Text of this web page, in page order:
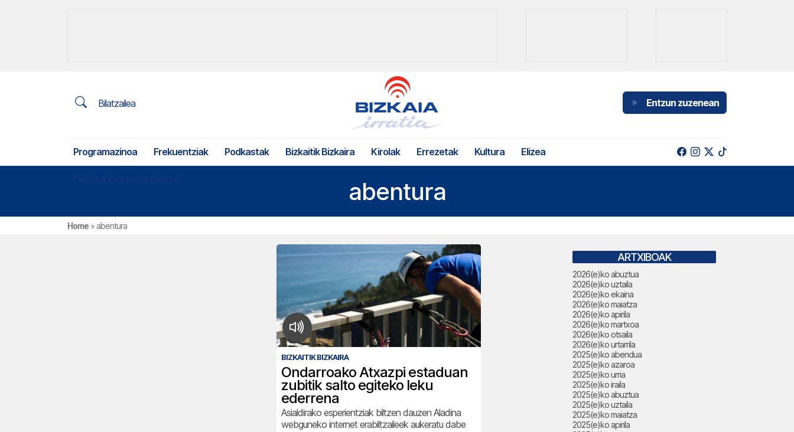
Bilatzailea Entzun zuzenean
Programazinoa Frekuentziak Podkastak Bizkaitik Bizkaira Kirolak Errezetak Kultura Elizea
abentura
Home » abentura
BIZKAITIK BIZKAIRA
Ondarroako Atxazpi estaduan
zubitik salto egiteko leku
ederrena
Asialdirako esperientziak biltzen dauzen Aladina
webguneko internet erabiltzaileek aukeratu dabe
ARTXIBOAK
2026(e)ko abuztua
2026(e)ko uztaila
2026(e)ko ekaina
2026(e)ko maiatza
2026(e)ko apirila
2026(e)ko martxoa
2026(e)ko otsaila
2026(e)ko urtarrila
2025(e)ko abendua
2025(e)ko azaroa
2025(e)ko urria
2025(e)ko iraila
2025(e)ko abuztua
2025(e)ko uztaila
2025(e)ko maiatza
2025(e)ko apirila